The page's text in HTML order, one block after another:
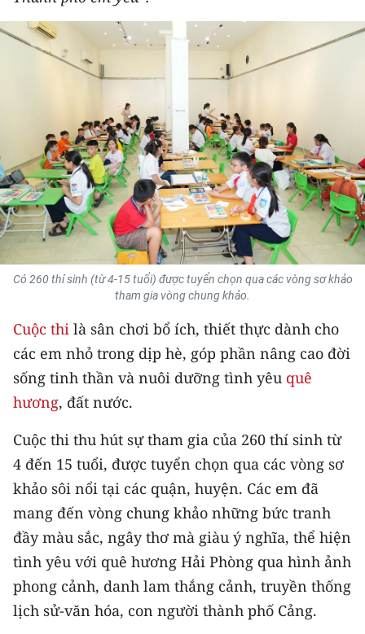
THỂ THAO
KHOA HỌC - CÔNG NGHỆ
MÔI TRƯỜNG
BẠN ĐỌC
KIỂM CHỨNG THÔNG TIN
54 DÂN TỘC VIỆT NAM
CHƯƠNG TRÌNH OCOP - MỖI XÃ
MỘT SẢN PHẨM
RADIO
MEDIA CENTER
E-Magazine
Video
Media Chính trị
Có 260 thí sinh (từ 4-15 tuổi) được tuyển chọn qua các vòng sơ khảo
tham gia vòng chung khảo.
Cuộc thi là sân chơi bổ ích, thiết thực dành cho
các em nhỏ trong dịp hè, góp phần nâng cao đời
sống tinh thần và nuôi dưỡng tình yêu quê
hương, đất nước.
Cuộc thi thu hút sự tham gia của 260 thí sinh từ
4 đến 15 tuổi, được tuyển chọn qua các vòng sơ
khảo sôi nổi tại các quận, huyện. Các em đã
mang đến vòng chung khảo những bức tranh
đầy màu sắc, ngây thơ mà giàu ý nghĩa, thể hiện
tình yêu với quê hương Hải Phòng qua hình ảnh
phong cảnh, danh lam thắng cảnh, truyền thống
lịch sử-văn hóa, con người thành phố Cảng.